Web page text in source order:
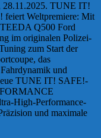
28.11.2025. TUNE IT!
feiert Weltpremiere: Mit
Q500 Ford
im originalen Polizei-
zum Start der
das
und
TUNE IT! SAFE!-
High-Performance-
und maximale